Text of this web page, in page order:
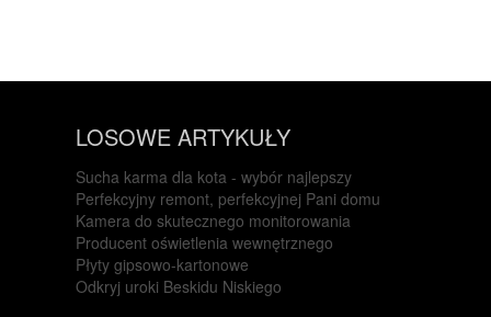
LOSOWE ARTYKUŁY
Sucha karma dla kota - wybór najlepszy
Perfekcyjny remont, perfekcyjnej Pani domu
Kamera do skutecznego monitorowania
Producent oświetlenia wewnętrznego
Płyty gipsowo-kartonowe
Odkryj uroki Beskidu Niskiego